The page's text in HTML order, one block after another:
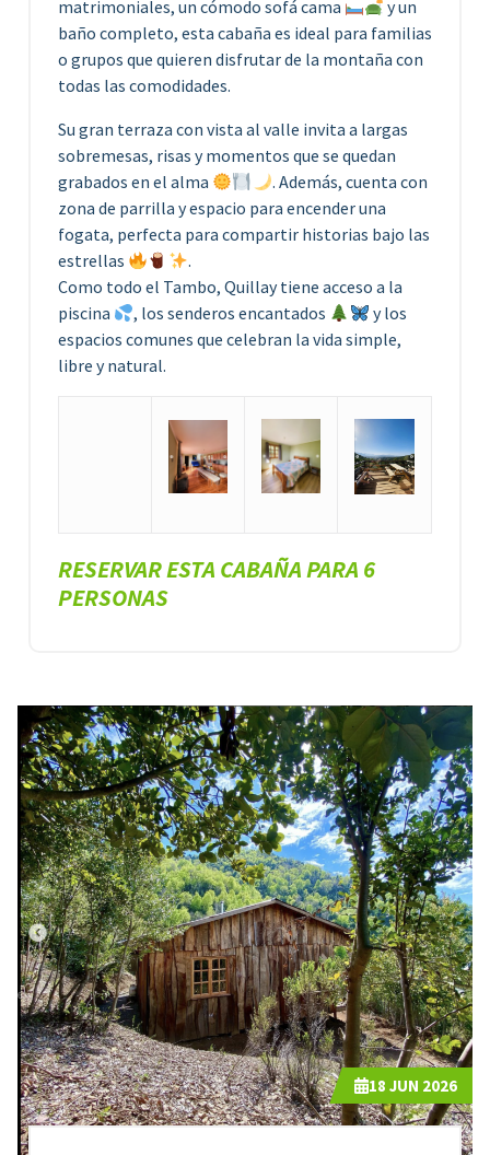
matrimoniales, un cómodo sofá cama
y un
baño completo, esta cabaña es ideal para familias
o grupos que quieren disfrutar de la montaña con
todas las comodidades.
Su gran terraza con vista al valle invita a largas
sobremesas, risas y momentos que se quedan
grabados en el alma
. Además, cuenta con
zona de parrilla y espacio para encender una
fogata, perfecta para compartir historias bajo las
estrellas
.
Como todo el Tambo, Quillay tiene acceso a la
piscina
, los senderos encantados
y los
espacios comunes que celebran la vida simple,
libre y natural.
RESERVAR ESTA CABAÑA PARA 6
PERSONAS
18 JUN 2026